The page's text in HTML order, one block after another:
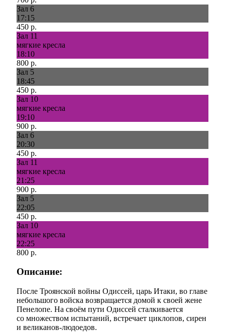
Зал 6
17:15
450 р.
Зал 11
мягкие кресла
18:10
800 р.
Зал 5
18:45
450 р.
Зал 10
мягкие кресла
19:10
900 р.
Зал 6
20:30
450 р.
Зал 11
мягкие кресла
21:25
900 р.
Зал 5
22:05
450 р.
Зал 10
мягкие кресла
22:25
800 р.
Описание:
​После Троянской войны Одиссей, царь Итаки, во главе
небольшого войска возвращается домой к своей жене
Пенелопе. На своём пути Одиссей сталкивается
со множеством испытаний, встречает циклопов, сирен
и великанов-людоедов. ​​